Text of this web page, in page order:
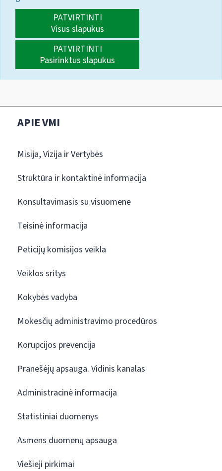
PATVIRTINTI
Visus slapukus
PATVIRTINTI
Pasirinktus slapukus
APIE VMI
Misija, Vizija ir Vertybės
Struktūra ir kontaktinė informacija
Konsultavimasis su visuomene
Teisinė informacija
Peticijų komisijos veikla
Veiklos sritys
Kokybės vadyba
Mokesčių administravimo procedūros
Korupcijos prevencija
Pranešėjų apsauga. Vidinis kanalas
Administracinė informacija
Statistiniai duomenys
Asmens duomenų apsauga
Viešieji pirkimai